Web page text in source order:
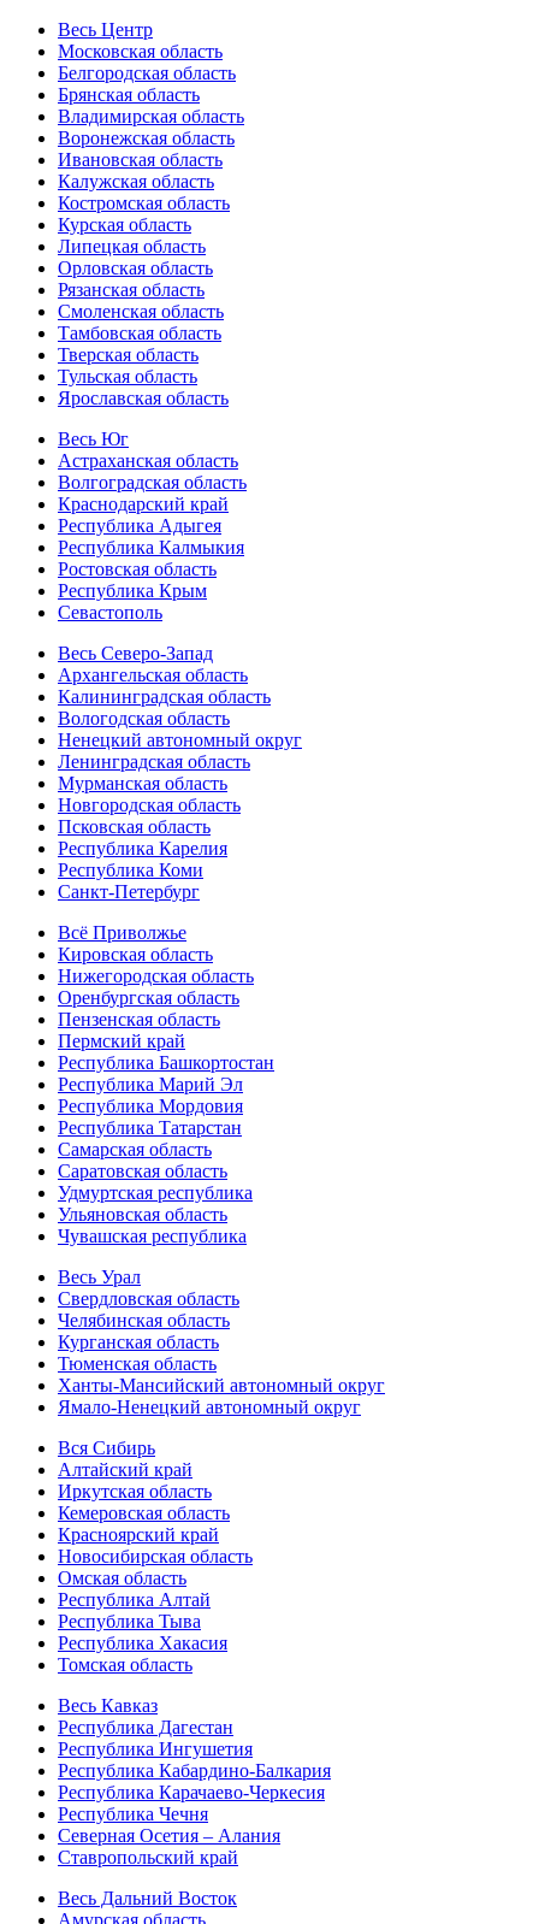
Весь Центр
Московская область
Белгородская область
Брянская область
Владимирская область
Воронежская область
Ивановская область
Калужская область
Костромская область
Курская область
Липецкая область
Орловская область
Рязанская область
Смоленская область
Тамбовская область
Тверская область
Тульская область
Ярославская область
Весь Юг
Астраханская область
Волгоградская область
Краснодарский край
Республика Адыгея
Республика Калмыкия
Ростовская область
Республика Крым
Севастополь
Весь Северо-Запад
Архангельская область
Калининградская область
Вологодская область
Ненецкий автономный округ
Ленинградская область
Мурманская область
Новгородская область
Псковская область
Республика Карелия
Республика Коми
Санкт-Петербург
Всё Приволжье
Кировская область
Нижегородская область
Оренбургская область
Пензенская область
Пермский край
Республика Башкортостан
Республика Марий Эл
Республика Мордовия
Республика Татарстан
Самарская область
Саратовская область
Удмуртская республика
Ульяновская область
Чувашская республика
Весь Урал
Свердловская область
Челябинская область
Курганская область
Тюменская область
Ханты-Мансийский автономный округ
Ямало-Ненецкий автономный округ
Вся Сибирь
Алтайский край
Иркутская область
Кемеровская область
Красноярский край
Новосибирская область
Омская область
Республика Алтай
Республика Тыва
Республика Хакасия
Томская область
Весь Кавказ
Республика Дагестан
Республика Ингушетия
Республика Кабардино-Балкария
Республика Карачаево-Черкесия
Республика Чечня
Северная Осетия – Алания
Ставропольский край
Весь Дальний Восток
Амурская область